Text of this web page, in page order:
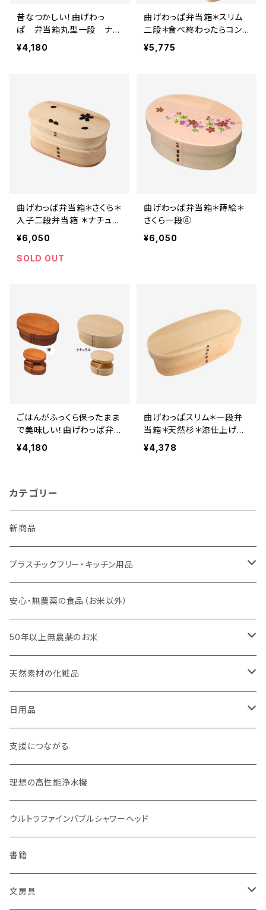
昔なつかしい！曲げわっ
ぱ 弁当箱丸型一段 ナチ
ュラル⑩
¥4,180
曲げわっぱ弁当箱＊スリム
二段＊食べ終わったらコン
パクトに収納可能！＊ナチュ
ラル① ブラウン②
¥5,775
曲げわっぱ弁当箱＊さくら＊
入子二段弁当箱 ＊ナチュラ
ル⑤
¥6,050
SOLD OUT
曲げわっぱ弁当箱＊蒔絵＊
さくら一段⑧
¥6,050
ごはんがふっくら保ったまま
で美味しい！曲げわっぱ弁
当箱＊小判一段＊ナチュラ
ル⑥ ブラウン⑦
¥4,180
曲げわっぱスリム＊一段弁
当箱＊天然杉＊漆仕上げ＊
ナチュラル③ ブラウン④
¥4,378
カテゴリー
新商品
プラスチックフリー・キッチン用品
キッチンスポンジ・キッチンブラシ
びわこ・和太布（日本独自の方法で織られた木綿の布巾）
weck（ドイツ生まれのガラス容器）
パーツ
スタッシャー（シリコンの保存容器）
お弁当箱
無塗装カトラリー
マイボトル
Ecoffee Cup（環境にやさしい竹素材）
stojo(折り畳めて何度でも使用できるコーヒーカップ)
安心・無農薬の食品（お米以外）
50年以上無農薬のお米
玄米（定期便）
白米（定期便）
分づき米（定期便）
玄米（1回購入）
白米（1回購入）
分づき米（1回購入）
天然素材の化粧品
日焼け止め
ヘアケア
スキンケア
リップバーム
国産シャンプーバー・コンディショナーバー
日用品
国産シャンプーバー・コンディショナーバー
オーラルケア
生分解性ソープ類・せっけん
アメニティー・バス用品
天然素材のブラシ、掃除道具
支援につながる
理想の高性能浄水機
ウルトラファインバブルシャワーヘッド
書籍
文房具